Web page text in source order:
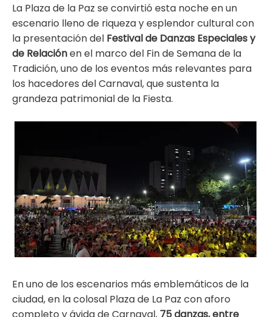
La Plaza de la Paz se convirtió esta noche en un
escenario lleno de riqueza y esplendor cultural con
la presentación del Festival de Danzas Especiales y
de Relaciónen el marco del Fin de Semana de la
Tradición, uno de los eventos más relevantes para
los hacedores del Carnaval, que sustenta la
grandeza patrimonial de la Fiesta.
En uno de los escenarios más emblemáticos de la
ciudad, en la colosal Plaza de La Paz con aforo
completo y ávida de Carnaval, 75 danzas, entre